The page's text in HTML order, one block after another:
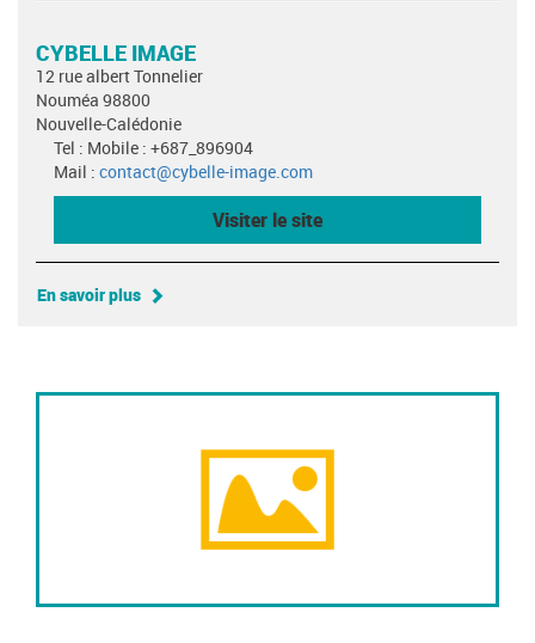
CYBELLE IMAGE
12 rue albert Tonnelier
Nouméa 98800
Nouvelle-Calédonie
Tel : Mobile : +687_896904
Mail : contact@cybelle-image.com
Visiter le site
En savoir plus